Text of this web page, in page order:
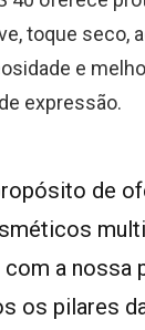
toque seco,
e
expressão.
de
a nossa
os pilares